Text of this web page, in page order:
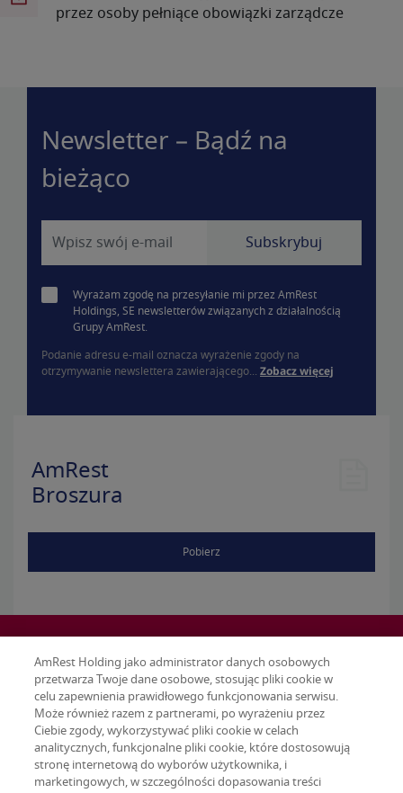
przez osoby pełniące obowiązki zarządcze
Newsletter – Bądź na
bieżąco
Wyrażam zgodę na przesyłanie mi przez AmRest
Holdings, SE newsletterów związanych z działalnością
Grupy AmRest.
Podanie adresu e-mail oznacza wyrażenie zgody na
otrzymywanie newslettera zawierającego... Zobacz więcej
AmRest
Broszura
Pobierz
AmRest Holding jako administrator danych osobowych
przetwarza Twoje dane osobowe, stosując pliki cookie w
celu zapewnienia prawidłowego funkcjonowania serwisu.
Może również razem z partnerami, po wyrażeniu przez
Ciebie zgody, wykorzystywać pliki cookie w celach
analitycznych, funkcjonalne pliki cookie, które dostosowują
stronę internetową do wyborów użytkownika, i
marketingowych, w szczególności dopasowania treści